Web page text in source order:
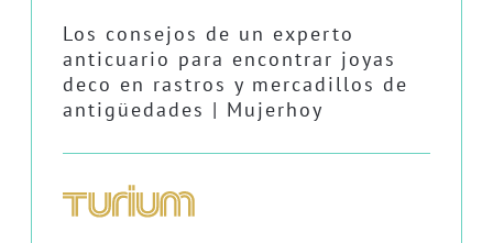
Los consejos de un experto
anticuario para encontrar joyas
deco en rastros y mercadillos de
antigüedades | Mujerhoy